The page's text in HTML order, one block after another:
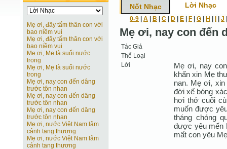
Mẹ ơi, đây tấm thân con với
bao niềm vui
Mẹ ơi, đây tấm thân con với
bao niềm vui
Mẹ ơi, Mẹ là suối nước
trong
Mẹ ơi, Mẹ là suối nước
trong
Mẹ ơi, nay con đến dâng
trước tôn nhan
Mẹ ơi, nay con đến dâng
trước tôn nhan
Mẹ ơi, nay con đến dâng
trước tôn nhan
Mẹ ơi, nước Việt Nam lâm
cảnh tang thương
Mẹ ơi, nước Việt Nam lâm
cảnh tang thương
Nốt Nhạc Lời Nhạc
0-9 A B C D E F G H J
Mẹ ơi, nay con đến
Tác Giả
Thể Loại
Lời
Mẹ ơi, nay
khấn xin Mẹ
nan. Mẹ ơi, xin
đời xế bóng
hơi thở cuối
muốn được
tháng chóng
được yêu mến
mất con yêu